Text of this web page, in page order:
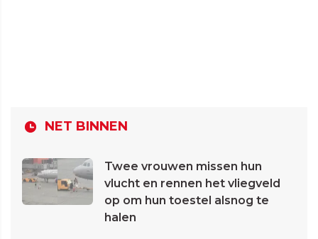
NET BINNEN
Twee vrouwen missen hun
vlucht en rennen het vliegveld
op om hun toestel alsnog te
halen